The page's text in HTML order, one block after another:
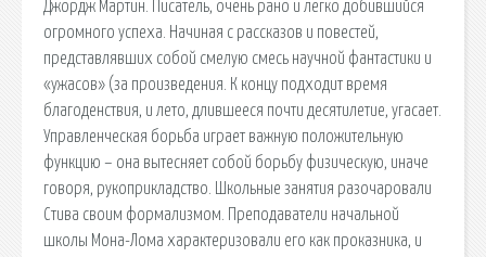
Джордж Мартин. Писатель, очень рано и легко добившийся
огромного успеха. Начиная с рассказов и повестей,
представлявших собой смелую смесь научной фантастики и
«ужасов» (за произведения. К концу подходит время
благоденствия, и лето, длившееся почти десятилетие, угасает.
Управленческая борьба играет важную положительную
функцию – она вытесняет собой борьбу физическую, иначе
говоря, рукоприкладство. Школьные занятия разочаровали
Стива своим формализмом. Преподаватели начальной
школы Мона-Лома характеризовали его как проказника, и